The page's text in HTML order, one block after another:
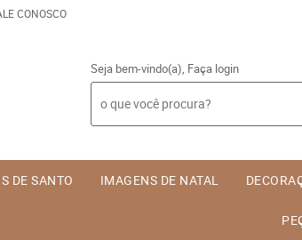
CONOSCO
Seja bem-vindo(a), Faça login
DE SANTO IMAGENS DE NATAL